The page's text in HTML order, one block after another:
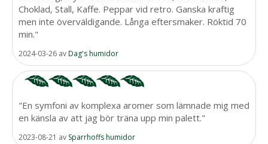
Choklad, Stall, Kaffe. Peppar vid retro. Ganska kraftig
men inte överväldigande. Långa eftersmaker. Röktid 70
min."
2024-03-26 avDag's humidor
"En symfoni av komplexa aromer som lämnade mig med
en känsla av att jag bör träna upp min palett."
2023-08-21 av Sparrhoffs humidor